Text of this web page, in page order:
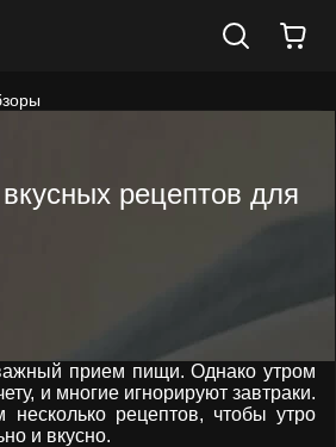
рецептов для
прием пищи. Однако утром
и многие игнорируют завтраки.
рецептов, чтобы утро
и вкусно.